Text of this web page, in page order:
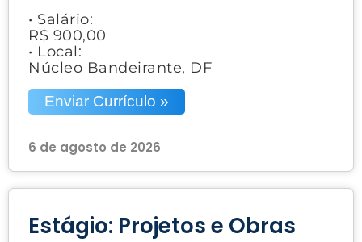
• Salário:
R$ 900,00
• Local:
Núcleo Bandeirante, DF
Enviar Currículo »
6 de agosto de 2026
Estágio: Projetos e Obras